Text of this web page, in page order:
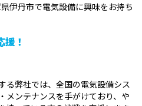
伊丹市で電気設備に興味をお持ち
！
る弊社では、全国の電気設備シス
メンテナンスを手がけており、や